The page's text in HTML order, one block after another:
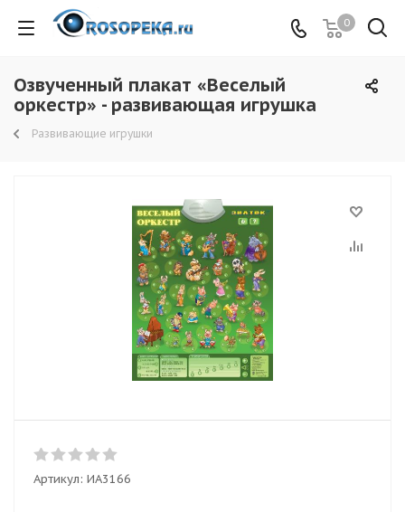
0
Озвученный плакат «Веселый
оркестр» - развивающая игрушка
Развивающие игрушки
Артикул: ИА3166